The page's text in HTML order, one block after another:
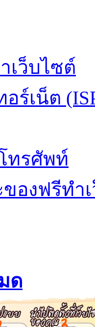
เว็บไซต์
ร์เน็ต
ทรศัพท์
องฟรีทำ
ด